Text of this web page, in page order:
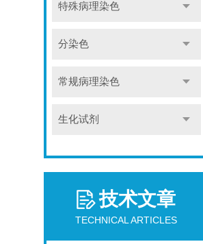
特殊病理染色
分染色
常规病理染色
生化试剂
技术文章
TECHNICAL ARTICLES